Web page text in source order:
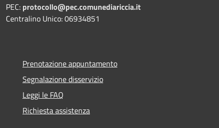
PEC: protocollo@pec.comunediariccia.it
Centralino Unico: 06934851
Prenotazione appuntamento
Segnalazione disservizio
Leggi le FAQ
Richiesta assistenza